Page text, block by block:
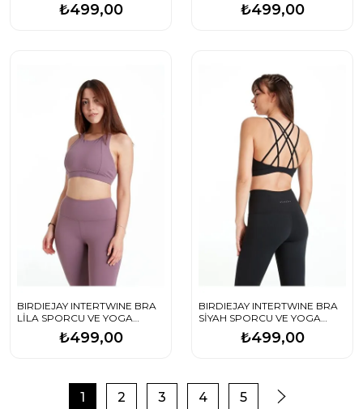
₺499,00 ₺499,00
BIRDIEJAY INTERTWINE BRA
LİLA SPORCU VE YOGA
₺499,00
BIRDIEJAY INTERTWINE BRA
SİYAH SPORCU VE YOGA
₺499,00
1 2 3 4 5